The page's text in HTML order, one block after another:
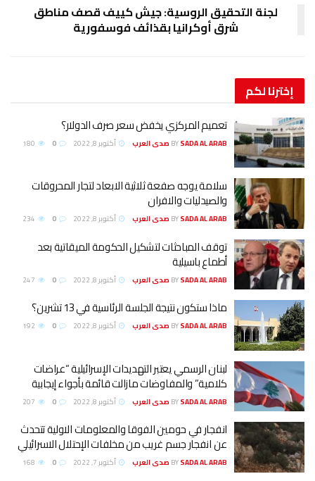
لجنة التحقيق الروسية: جيش كييف قصف مناطق
شرق أوكرانيا بقذائف فوسفورية
إخترنالكم
تعميم المركزي يخفض سعر صرف الدولار؟
BYSADA AL ARAB صدى العرب أكتوبر 8, 2022
سلامة يوجه صفعة ثلاثية الابعاد لتجار المحروقات
والصيدليات والافران
BYSADA AL ARAB صدى العرب أكتوبر 8, 2022
توقف المباحثات لتشكيل الحكومة الميقاتية بعد
أطماع باسيلية
BYSADA AL ARAB صدى العرب أكتوبر 8, 2022
ماذا ستكون نتيجة الجلسة الرئاسية في 13 تشرين؟
BYSADA AL ARAB صدى العرب أكتوبر 8, 2022
لبنان الرسمي يعتبر التهديدات الإسرائيلية “عراضات
كلامية” والمفاوضات مازالت قائمة بأجواء إيجابية
BYSADA AL ARAB صدى العرب أكتوبر 8, 2022
انفجار في حومين الفوقا والمعلومات الاولية تتحدث
عن انفجار جسم غريب من مخلفات الإحتلال الاسرائيلي
BYSADA AL ARAB صدى العرب أكتوبر 7, 2022